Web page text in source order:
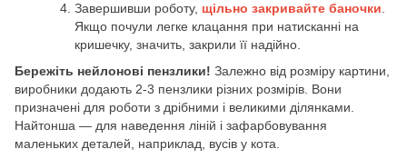
Завершивши роботу, щільно закривайте баночки.
Якщо почули легке клацання при натисканні на
кришечку, значить, закрили її надійно.
Бережіть нейлонові пензлики! Залежно від розміру картини,
виробники додають 2-3 пензлики різних розмірів. Вони
призначені для роботи з дрібними і великими ділянками.
Найтонша — для наведення ліній і зафарбовування
маленьких деталей, наприклад, вусів у кота.